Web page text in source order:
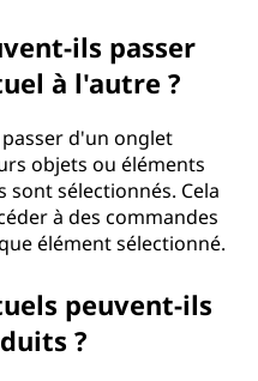
ils passer
à l'autre ?
d'un onglet
objets ou éléments
sélectionnés. Cela
à des commandes
élément sélectionné.
peuvent-ils
?